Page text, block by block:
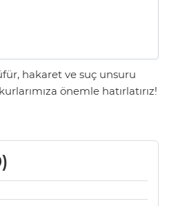
hakaret ve suç unsuru
önemle hatırlatırız!
)